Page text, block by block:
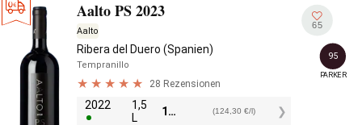
Aalto PS 2023
Aalto
Ribera del Duero (Spanien)
Tempranillo
28 Rezensionen
2022
1,5
L
186,45 (124,30 €/l)
65
95
PARKER